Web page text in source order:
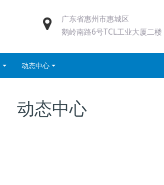
广东省惠州市惠城区
鹅岭南路6号TCL工业大厦二楼
动态中心
动态中心